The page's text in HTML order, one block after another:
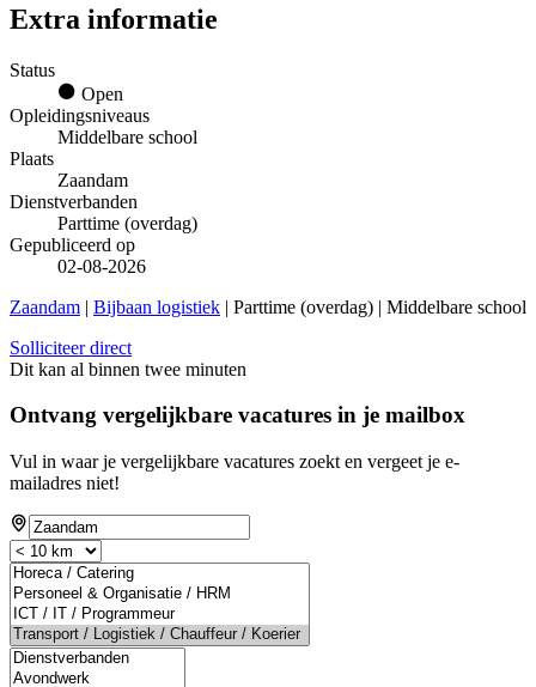
Extra informatie
Status
Open
Opleidingsniveaus
Middelbare school
Plaats
Zaandam
Dienstverbanden
Parttime (overdag)
Gepubliceerd op
02-08-2026
Zaandam | Bijbaan logistiek | Parttime (overdag) | Middelbare school
Solliciteer direct
Dit kan al binnen twee minuten
Ontvang vergelijkbare vacatures in je mailbox
Vul in waar je vergelijkbare vacatures zoekt en vergeet je e-
mailadres niet!
If
you
are
a
human,
ignore
this
field